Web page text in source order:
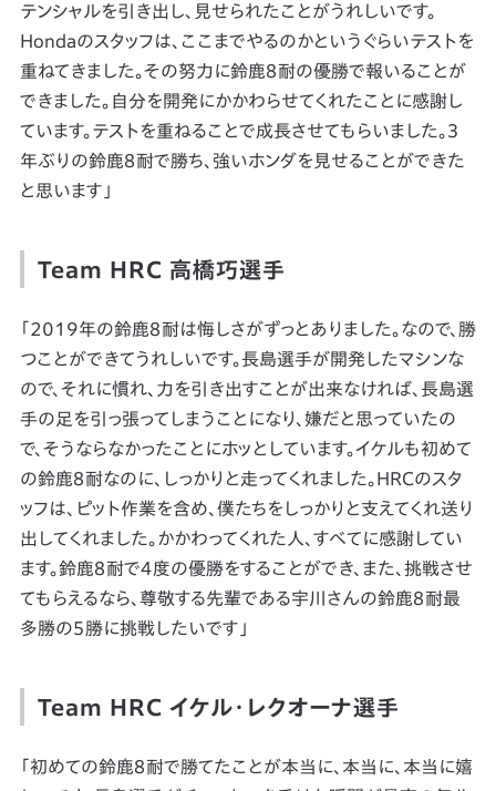
テンシャルを引き出し、見せられたことがうれしいです。
Hondaのスタッフは、ここまでやるのかというぐらいテストを
重ねてきました。その努力に鈴鹿８耐の優勝で報いることが
できました。自分を開発にかかわらせてくれたことに感謝し
ています。テストを重ねることで成長させてもらいました。３
年ぶりの鈴鹿８耐で勝ち、強いホンダを見せることができた
と思います」
Team HRC 高橋巧選手
「2019年の鈴鹿８耐は悔しさがずっとありました。なので、勝
つことができてうれしいです。長島選手が開発したマシンな
ので、それに慣れ、力を引き出すことが出来なければ、長島選
手の足を引っ張ってしまうことになり、嫌だと思っていたの
で、そうならなかったことにホッとしています。イケルも初めて
の鈴鹿８耐なのに、しっかりと走ってくれました。HRCのスタ
ッフは、ピット作業を含め、僕たちをしっかりと支えてくれ送り
出してくれました。かかわってくれた人、すべてに感謝してい
ます。鈴鹿８耐で４度の優勝をすることができ、また、挑戦させ
てもらえるなら、尊敬する先輩である宇川さんの鈴鹿８耐最
多勝の５勝に挑戦したいです」
Team HRC イケル・レクオーナ選手
「初めての鈴鹿８耐で勝てたことが本当に、本当に、本当に嬉